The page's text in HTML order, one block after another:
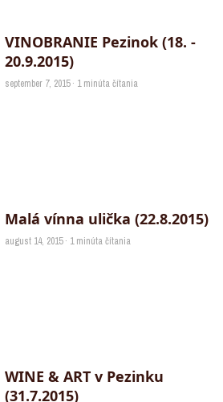
VINOBRANIE Pezinok (18. -
20.9.2015)
september 7, 2015 · 1 minúta čítania
Malá vínna ulička (22.8.2015)
august 14, 2015 · 1 minúta čítania
WINE & ART v Pezinku
(31.7.2015)